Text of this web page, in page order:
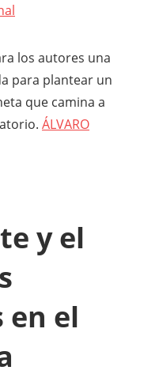
los autores una
para plantear un
que camina a
ÁLVARO
y el
en el